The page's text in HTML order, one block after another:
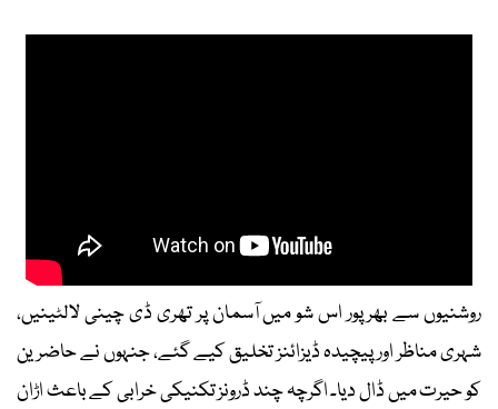
روشنیوں سے بھرپور اس شو میں آسمان پر تھری ڈی چینی لالٹینیں،
شہری مناظر اور پیچیدہ ڈیزائنز تخلیق کیے گئے، جنہوں نے حاضرین
کو حیرت میں ڈال دیا۔ اگرچہ چند ڈرونز تکنیکی خرابی کے باعث اڑان